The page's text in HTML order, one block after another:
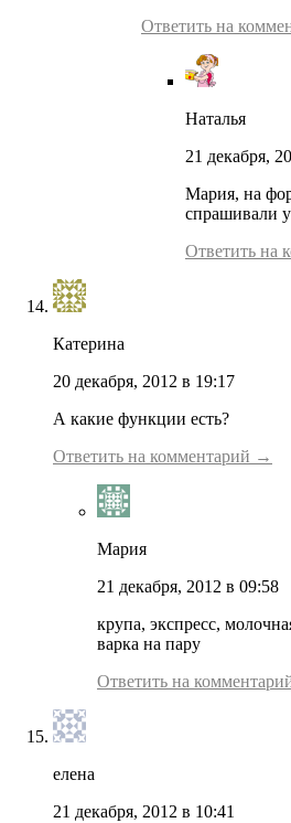
Ответить на
Наталья
21 декабря,
Мария, на
спрашивали
Ответить на
Катерина
20 декабря, 2012 в 19:17
А какие функции есть?
Ответить на комментарий →
Мария
21 декабря, 2012 в 09:58
крупа, экспресс,
варка на пару
Ответить на
елена
21 декабря, 2012 в 10:41